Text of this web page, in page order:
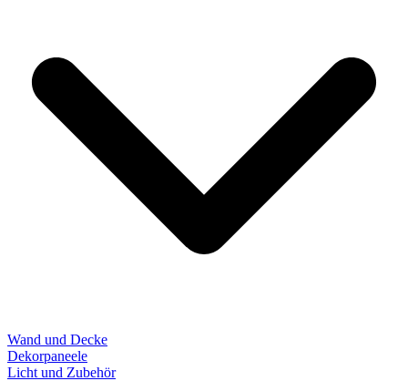
Wand und Decke
Dekorpaneele
Licht und Zubehör